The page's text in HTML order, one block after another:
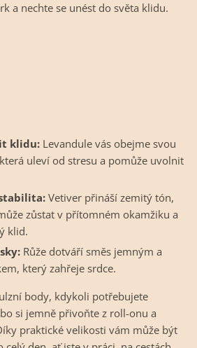
a nechte se unést do světa klidu.
klidu: Levandule vás obejme svou
uleví od stresu a pomůže uvolnit
Vetiver přináší zemitý tón,
zůstat v přítomném okamžiku a
klid.
Růže dotváří směs jemným a
který zahřeje srdce.
body, kdykoli potřebujete
si jemně přivoňte z roll-onu a
praktické velikosti vám může být